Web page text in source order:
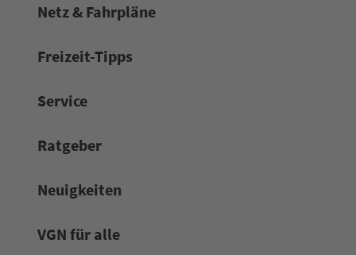
Netz & Fahrpläne
Frei­zeit-Tipps
Service
Rat­ge­ber
Neuigkeiten
VGN für alle